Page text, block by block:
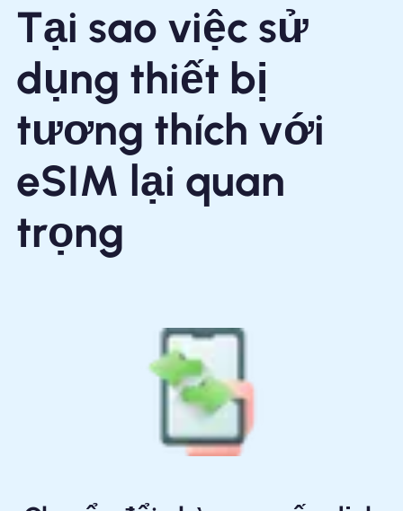
Tại sao việc sử
dụng thiết bị
tương thích với
eSIM lại quan
trọng